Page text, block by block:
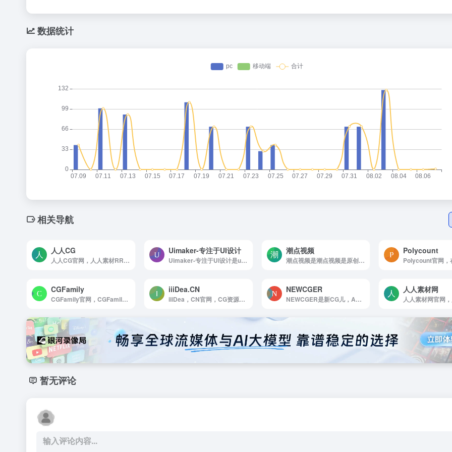
数据统计
相关导航
人人CG
人人CG官网，人人素材RRCG一直致力于CG行业的发展以及爱好者的期盼，是国内最专业的CG素材与教程分享平台。人人素材社区基于会员的热情，专注于CG素材与教程的资源下载，其内容涵盖了CG教程，AE模板，视频素材，行业软件，网站模板，3D模型，平面素材，书籍杂志等资源分享，让任何一个CG行业工作者以及爱好者都能轻松找到自己想要的CG素材与教程！
Uimaker-专注于UI设计
Uimaker-专注于UI设计是uimaker致力于UI设计15年,为UI设计师提供UI设计灵感，UI设计教程，免费UI设计素材下载等服务内容，同时提供后台管理系统界面和后台管理系统html模板的学习和下载，是具有一定影响...
潮点视频
潮点视频是潮点视频是原创无水印视频素材交易平台，包含AE/PR视频模板、航拍/实拍视频素材等，是企业值得信赖的可商用视频素材网站。
Polycount
CGFamily
CGFamily官网，CGFamily做专业的CG模型网，分享3D模型，CG资讯，技术教程，3d素材，三维软件 ; CGFamily一家3d模型免费下载的网站，只因你而存在
iiiDea.CN
iiiDea，CN官网，CG资源网 - 爱创意-爱学习-爱分享(iiidea，cn)专注CG资源素材分享!提供了3DMax教程，3D贴图材质，3D模型，Blender，视频素材，Maya插件，AE模板，UNITY，虚幻UE4资源等一站式服务，让每一个人能在步入社会或正在工作中的你增加知识，当然也希望大家能用好CG资源，学好三维软件，
NEWCGER
NEWCGER是新CG儿，AE模板视频素材
人人素材网
暂无评论